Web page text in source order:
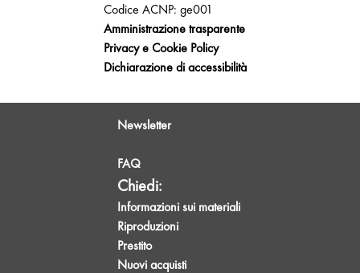
Codice ACNP: ge001
Amministrazione trasparente
Privacy e Cookie Policy
Dichiarazione di accessibilità
Newsletter
FAQ
Chiedi:
Informazioni sui materiali
Riproduzioni
Prestito
Nuovi acquisti